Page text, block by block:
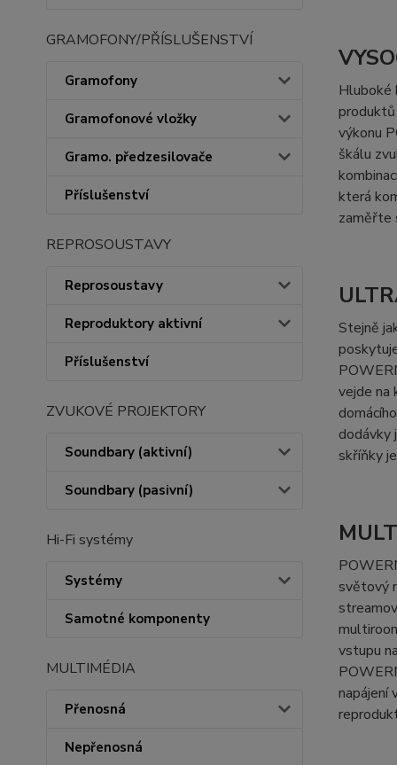
GRAMOFONY/PŘÍSLUŠENSTVÍ
Gramofony
Gramofonové vložky
Gramo. předzesilovače
Příslušenství
REPROSOUSTAVY
Reprosoustavy
Reproduktory aktivní
Příslušenství
ZVUKOVÉ PROJEKTORY
Soundbary (aktivní)
Soundbary (pasivní)
Hi-Fi systémy
Systémy
Samotné komponenty
MULTIMÉDIA
Přenosná
Nepřenosná
Hluboké
výkonu
škálu
která
zaměřte
Stejně
vejde na
dodávky
skříňky
světový
vstupu
napájení